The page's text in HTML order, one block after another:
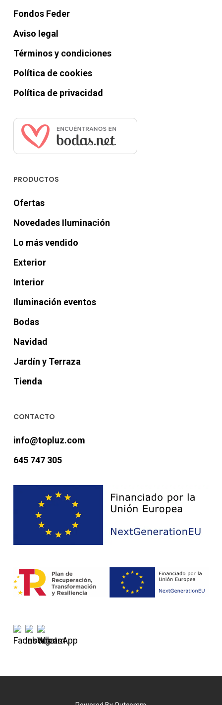
Fondos Feder
Aviso legal
Términos y condiciones
Política de cookies
Política de privacidad
PRODUCTOS
Ofertas
Novedades Iluminación
Lo más vendido
Exterior
Interior
Iluminación eventos
Bodas
Navidad
Jardín y Terraza
Tienda
CONTACTO
info@topluz.com
645 747 305